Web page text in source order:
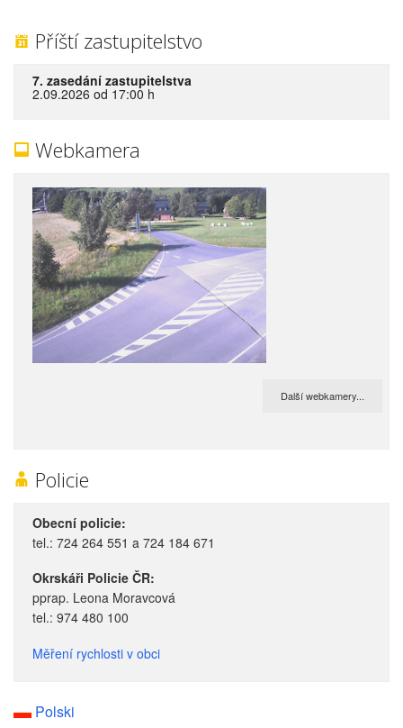
Příští zastupitelstvo
7. zasedání zastupitelstva
2.09.2026 od 17:00 h
Webkamera
Další webkamery...
Policie
Obecní policie:
tel.: 724 264 551 a 724 184 671
Okrskáři Policie ČR:
pprap. Leona Moravcová
tel.: 974 480 100
Měření rychlosti v obci
Polski